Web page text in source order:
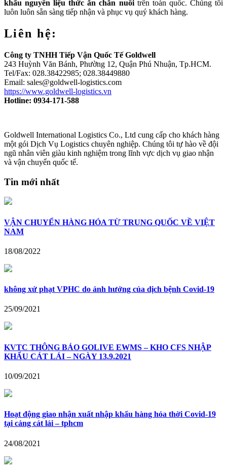
khẩu nguyên liệu thức ăn chăn nuôitrên toàn quốc. Chúng tôi
luôn luôn sẵn sàng tiếp nhận và phục vụ quý khách hàng.
Liên hệ:
Công ty TNHH Tiếp Vận Quốc Tế Goldwell
243 Huỳnh Văn Bánh, Phường 12, Quận Phú Nhuận, Tp.HCM.
Tel/Fax: 028.38422985; 028.38449880
Email: sales@goldwell-logistics.com
https://www.goldwell-logistics.vn
Hotline: 0934-171-588
Goldwell International Logistics Co., Ltd cung cấp cho khách hàng
một gói Dịch Vụ Logistics chuyên nghiệp. Chúng tôi tự hào về đội
ngũ nhân viên giàu kinh nghiệm trong lĩnh vực dịch vụ giao nhận
và vận chuyển quốc tế.
Tin mới nhất
VẬN CHUYỂN HÀNG HÓA TỪ TRUNG QUỐC VỀ VIỆT
NAM
18/08/2022
không xử phạt VPHC do ảnh hưởng của dịch bệnh Covid-19
25/09/2021
KVTC THÔNG BÁO GOLIVE EWMS – KHO CFS NHẬP
KHẨU CÁT LÁI – NGÀY 13.9.2021
10/09/2021
Hoạt động giao nhận xuất nhập khẩu hàng hóa thời Covid-19
tại cảng cát lái – tphcm
24/08/2021